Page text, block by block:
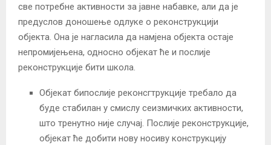
све потребне активности за јавне набавке, али да је
предуслов доношење одлуке о реконструкцији
објекта. Она је нагласила да намјена објекта остаје
непромијењена, односно објекат ће и послије
реконструкције бити школа.
Објекат бипослије реконсгтрукције требало да
буде стабилан у смислу сеизмичких активности,
што тренутно није случај. Послије реконструкције,
објекат ће добити нову носиву конструкцију